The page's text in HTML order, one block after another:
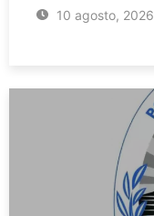
10 agosto, 2026